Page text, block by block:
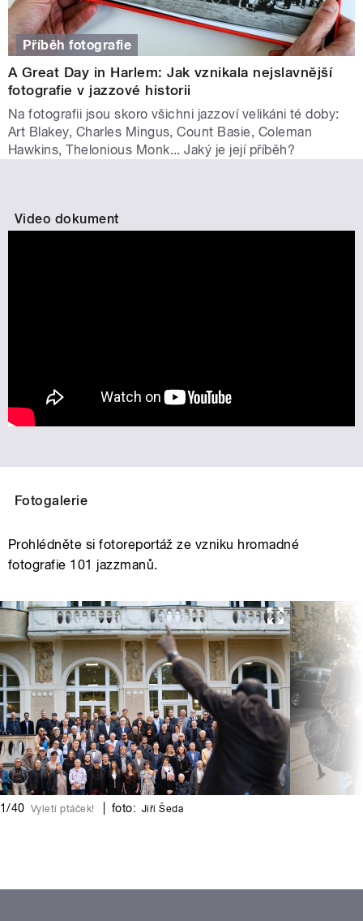
Příběh fotografie
A Great Day in Harlem: Jak vznikala nejslavnější
fotografie v jazzové historii
Na fotografii jsou skoro všichni jazzoví velikáni té doby:
Art Blakey, Charles Mingus, Count Basie, Coleman
Hawkins, Thelonious Monk... Jaký je její příběh?
Video dokument
Fotogalerie
Prohlédněte si fotoreportáž ze vzniku hromadné
fotografie 101 jazzmanů.
1/40 Vyletí ptáček! foto: Jiří Šeda